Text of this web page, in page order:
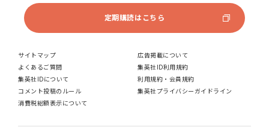
定期購読はこちら
サイトマップ
広告掲載について
よくあるご質問
集英社ID利用規約
集英社IDについて
利用規約・会員規約
コメント投稿のルール
集英社プライバシーガイドライン
消費税総額表示について